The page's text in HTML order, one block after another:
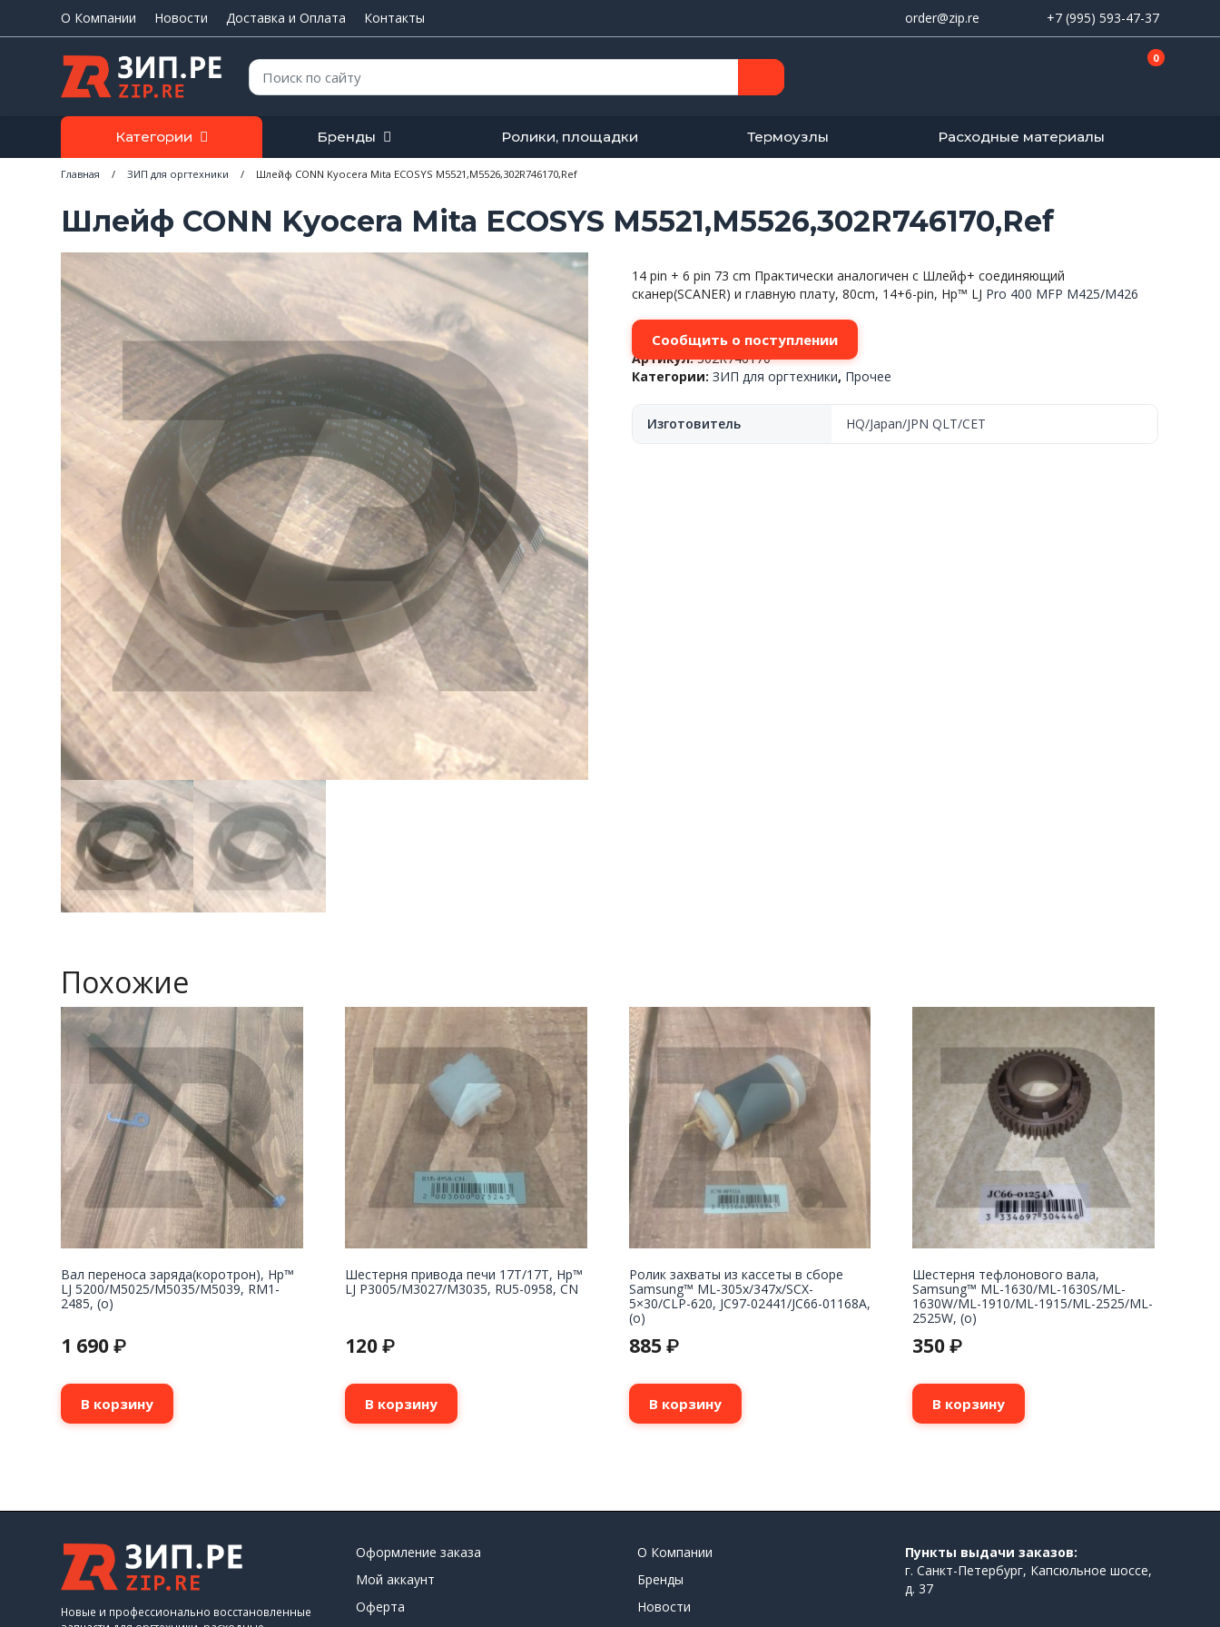
О Компании Новости Доставка и Оплата Контакты order@zip.re +7 (995) 593-47-37
Поиск: 0
Категории Бренды Ролики, площадки Термоузлы Расходные материалы
Главная / ЗИП для оргтехники / Шлейф CONN Kyocera Mita ECOSYS M5521,M5526,302R746170,Ref
Шлейф CONN Kyocera Mita ECOSYS M5521,M5526,302R746170,Ref
14 pin + 6 pin 73 cm Практически аналогичен с Шлейф+ соединяющий
сканер(SCANER) и главную плату, 80cm, 14+6-pin, Hp™ LJ Pro 400 MFP M425/M426
Сообщить о поступлении
Артикул:302R746170
Категории:ЗИП для оргтехники, Прочее
Изготовитель HQ/Japan/JPN QLT/CET
Похожие
Вал переноса заряда(коротрон), Hp™
LJ 5200/M5025/M5035/M5039, RM1-
2485, (о)
1 690 ₽
В корзину
Шестерня привода печи 17T/17T, Hp™
LJ P3005/M3027/M3035, RU5-0958, CN
120 ₽
В корзину
Ролик захваты из кассеты в сборе
Samsung™ ML-305x/347x/SCX-
5×30/CLP-620, JC97-02441/JC66-01168A,
(o)
885 ₽
В корзину
Шестерня тефлонового вала,
Samsung™ ML-1630/ML-1630S/ML-
1630W/ML-1910/ML-1915/ML-2525/ML-
2525W, (о)
350₽
В корзину
Новые и профессионально восстановленные
Оформление заказа
Мой аккаунт
Оферта
О Компании
Бренды
Новости
Пункты выдачи заказов:
г. Санкт-Петербург, Капсюльное шоссе,
д. 37